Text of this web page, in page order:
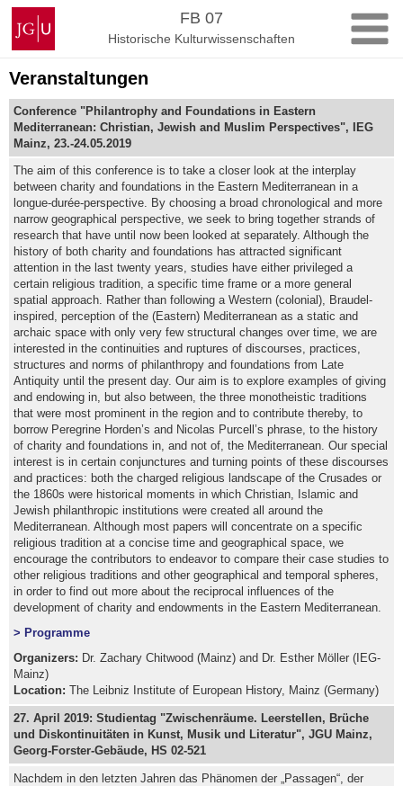
Zum
Inhalt
springen
Johannes
Gutenberg-
Universität
Mainz
FB 07
Historische Kulturwissenschaften
Veranstaltungen
Conference "Philantrophy and Foundations in Eastern
Mediterranean: Christian, Jewish and Muslim Perspectives", IEG
Mainz, 23.-24.05.2019
The aim of this conference is to take a closer look at the interplay
between charity and foundations in the Eastern Mediterranean in a
longue-durée-perspective. By choosing a broad chronological and more
narrow geographical perspective, we seek to bring together strands of
research that have until now been looked at separately. Although the
history of both charity and foundations has attracted significant
attention in the last twenty years, studies have either privileged a
certain religious tradition, a specific time frame or a more general
spatial approach. Rather than following a Western (colonial), Braudel-
inspired, perception of the (Eastern) Mediterranean as a static and
archaic space with only very few structural changes over time, we are
interested in the continuities and ruptures of discourses, practices,
structures and norms of philanthropy and foundations from Late
Antiquity until the present day. Our aim is to explore examples of giving
and endowing in, but also between, the three monotheistic traditions
that were most prominent in the region and to contribute thereby, to
borrow Peregrine Horden’s and Nicolas Purcell’s phrase, to the history
of charity and foundations in, and not of, the Mediterranean. Our special
interest is in certain conjunctures and turning points of these discourses
and practices: both the charged religious landscape of the Crusades or
the 1860s were historical moments in which Christian, Islamic and
Jewish philanthropic institutions were created all around the
Mediterranean. Although most papers will concentrate on a specific
religious tradition at a concise time and geographical space, we
encourage the contributors to endeavor to compare their case studies to
other religious traditions and other geographical and temporal spheres,
in order to find out more about the reciprocal influences of the
development of charity and endowments in the Eastern Mediterranean.
> Programme
Organizers: Dr. Zachary Chitwood (Mainz) and Dr. Esther Möller (IEG-
Mainz)
Location: The Leibniz Institute of European History, Mainz (Germany)
27. April 2019: Studientag "Zwischenräume. Leerstellen, Brüche
und Diskontinuitäten in Kunst, Musik und Literatur", JGU Mainz,
Georg-Forster-Gebäude, HS 02-521
Nachdem in den letzten Jahren das Phänomen der „Passagen“, der